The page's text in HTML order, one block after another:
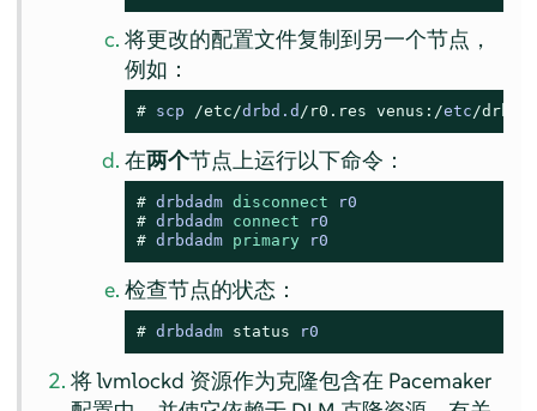
将更改的配置文件复制到另一个节点，
例如：
# scp /etc/drbd.d /r0.res venus:/etc /
在两个节点上运行以下命令：
# drbdadm disconnect r0
# drbdadm connect r0
# drbdadm primary r0
检查节点的状态：
# drbdadm status r0
将 lvmlockd 资源作为克隆包含在 Pacemaker